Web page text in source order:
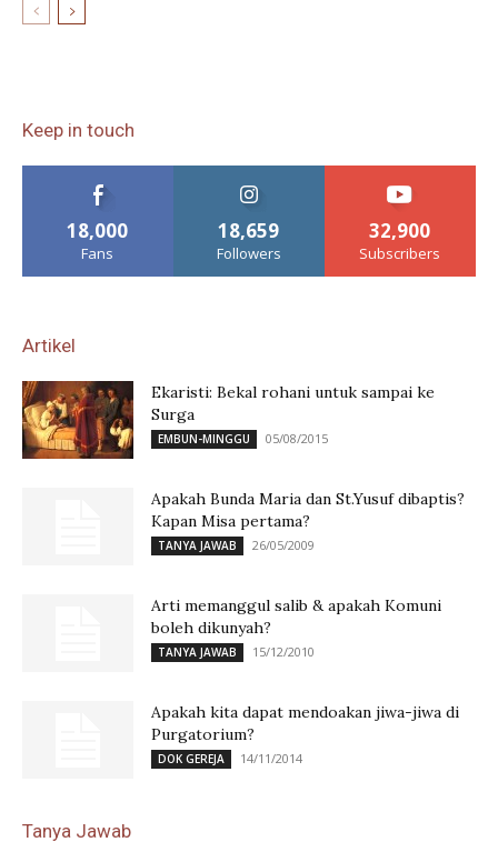
Keep in touch
18,000
Fans
18,659
Followers
32,900
Subscribers
Artikel
Ekaristi: Bekal rohani untuk sampai ke
Surga
EMBUN-MINGGU 05/08/2015
Apakah Bunda Maria dan St.Yusuf dibaptis?
Kapan Misa pertama?
TANYA JAWAB 26/05/2009
Arti memanggul salib & apakah Komuni
boleh dikunyah?
TANYA JAWAB 15/12/2010
Apakah kita dapat mendoakan jiwa-jiwa di
Purgatorium?
DOK GEREJA 14/11/2014
Tanya Jawab